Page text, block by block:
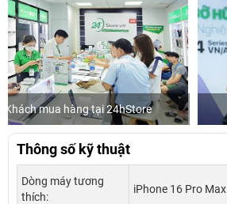
Ca sĩ/Diễn viên Jun Phạm
Thông số kỹ thuật
Dòng máy tương
thích:
iPhone 16 Pro Max